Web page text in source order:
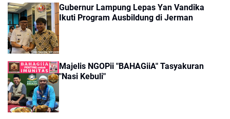
Gubernur Lampung Lepas Yan Vandika
Ikuti Program Ausbildung di Jerman
Majelis NGOPii "BAHAGiiA" Tasyakuran
"Nasi Kebuli"